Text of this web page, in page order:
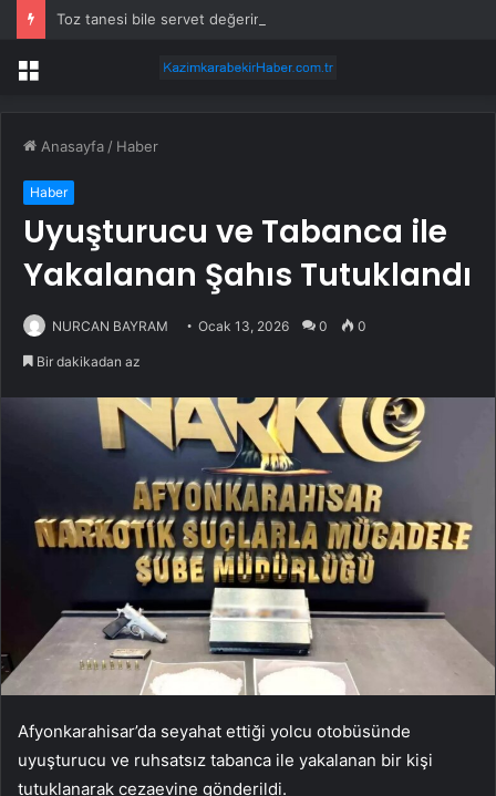
Menü
Anasayfa / Haber
Haber
Uyuşturucu ve Tabanca ile
Yakalanan Şahıs Tutuklandı
NURCAN BAYRAM Ocak 13, 2026 0 0
Bir dakikadan az
Afyonkarahisar’da seyahat ettiği yolcu otobüsünde
uyuşturucu ve ruhsatsız tabanca ile yakalanan bir kişi
tutuklanarak cezaevine gönderildi.